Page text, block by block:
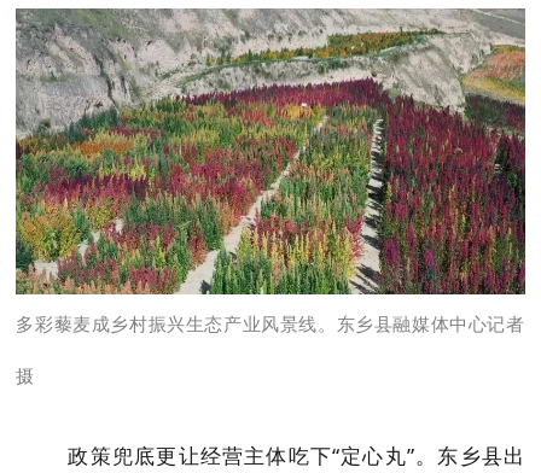
多彩藜麦成乡村振兴生态产业风景线。东乡县融媒体中心记者
摄
政策兜底更让经营主体吃下“定心丸”。东乡县出